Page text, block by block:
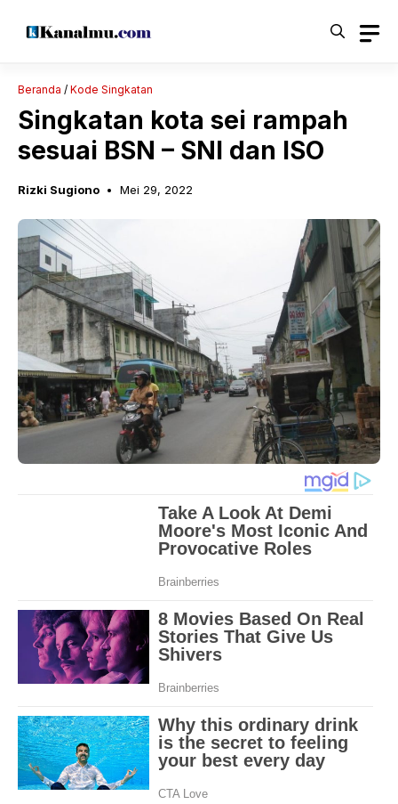
Beranda / Kode Singkatan
Singkatan kota sei rampah
sesuai BSN – SNI dan ISO
Rizki Sugiono Mei 29, 2022